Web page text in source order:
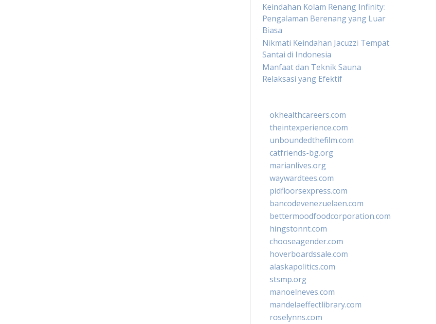
Keindahan Kolam Renang Infinity:
Pengalaman Berenang yang Luar
Biasa
Nikmati Keindahan Jacuzzi Tempat
Santai di Indonesia
Manfaat dan Teknik Sauna
Relaksasi yang Efektif
okhealthcareers.com
theintexperience.com
unboundedthefilm.com
catfriends-bg.org
marianlives.org
waywardtees.com
pidfloorsexpress.com
bancodevenezuelaen.com
bettermoodfoodcorporation.com
hingstonnt.com
chooseagender.com
hoverboardssale.com
alaskapolitics.com
stsmp.org
manoelneves.com
mandelaeffectlibrary.com
roselynns.com